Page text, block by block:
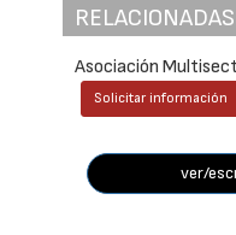
RELACIONADAS
Asociación
Solicitar información
ver/